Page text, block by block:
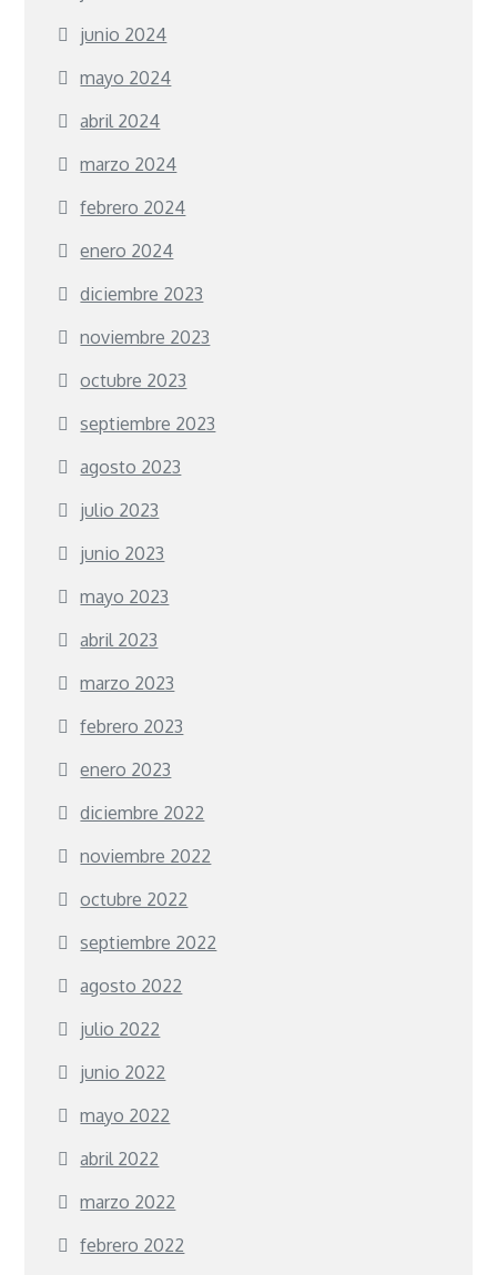
junio 2024
mayo 2024
abril 2024
marzo 2024
febrero 2024
enero 2024
diciembre 2023
noviembre 2023
octubre 2023
septiembre 2023
agosto 2023
julio 2023
junio 2023
mayo 2023
abril 2023
marzo 2023
febrero 2023
enero 2023
diciembre 2022
noviembre 2022
octubre 2022
septiembre 2022
agosto 2022
julio 2022
junio 2022
mayo 2022
abril 2022
marzo 2022
febrero 2022